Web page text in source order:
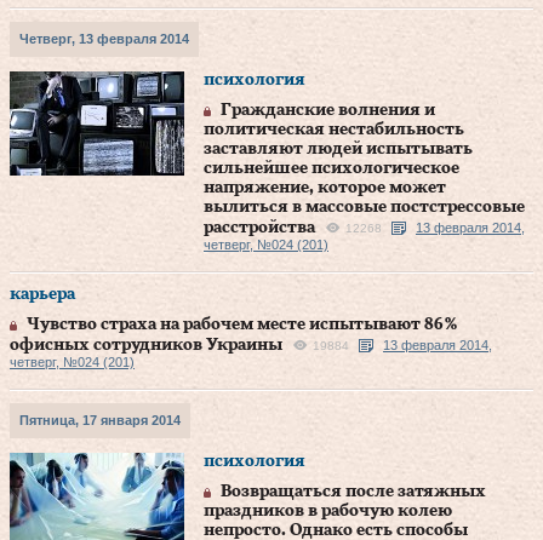
Четверг, 13 февраля 2014
психология
Гражданские волнения и
политическая нестабильность
заставляют людей испытывать
сильнейшее психологическое
напряжение, которое может
вылиться в массовые постстрессовые
расстройства
12268
13 февраля 2014,
четверг, №024 (201)
карьера
Чувство страха на рабочем месте испытывают 86 %
офисных сотрудников Украины
19884
13 февраля 2014,
четверг, №024 (201)
Пятница, 17 января 2014
психология
Возвращаться после затяжных
праздников в рабочую колею
непросто. Однако есть способы